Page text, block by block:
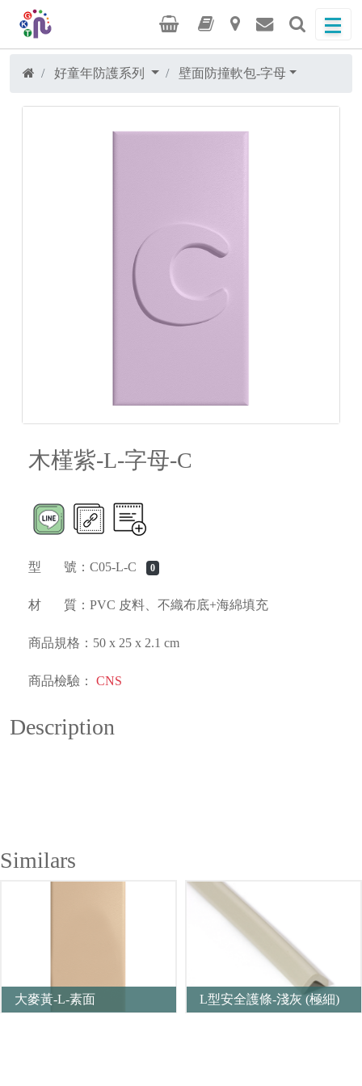
好童年防護系列 壁面防撞軟包-字母
木槿紫-L-字母-C
型 號：C05-L-C 0
材 質：PVC 皮料、不織布底+海綿填充
商品規格：50 x 25 x 2.1 cm
商品檢驗： CNS
Description
Similars
大麥黃-L-素面 L型安全護條-淺灰 (極細)